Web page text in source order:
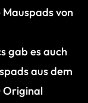
von
gab es auch
aus dem
Original